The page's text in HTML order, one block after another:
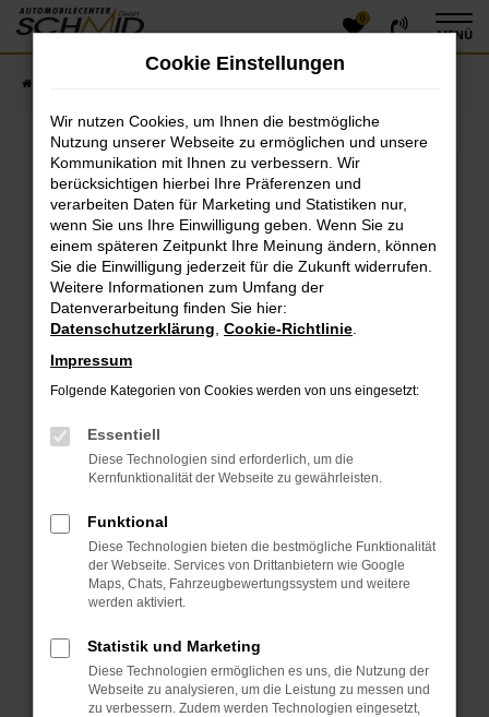
Zum
Hauptinhalt
0
MENÜ
Fehler: Network Error
Beim Laden ist ein Fehler aufgetreten.
Hier sind ein paar Tipps, die dir helfen können:
Überprüfe deine Firewall und deine
Internetverbindung.
Laden andere Webseiten, zum Beispiel deine
Suchmaschine?
Prüfe deine Browsererweiterungen.
das Laden bestimmter Seiten verhindern.
Funktioniert die Seite in einem anderen Browser
oder in einem privaten Fenster?
Das kann manchmal helfen, vorübergehende
Probleme zu beheben.
Stelle sicher, dass dein Browser und dein
Betriebssystem auf dem neuesten Stand sind.
Sicherheitsrisiko, sondern kann auch dazu führen,
dass bestimmte Funktionen nicht mehr
unterstützt werden.
Cookie Einstellungen
Wir nutzen Cookies, um Ihnen die bestmögliche
Nutzung unserer Webseite zu ermöglichen und unsere
Kommunikation mit Ihnen zu verbessern. Wir
berücksichtigen hierbei Ihre Präferenzen und
verarbeiten Daten für Marketing und Statistiken nur,
wenn Sie uns Ihre Einwilligung geben. Wenn Sie zu
einem späteren Zeitpunkt Ihre Meinung ändern, können
Sie die Einwilligung jederzeit für die Zukunft widerrufen.
Weitere Informationen zum Umfang der
Datenverarbeitung finden Sie hier:
Datenschutzerklärung Cookie-Richtlinie
Impressum
Folgende Kategorien von Cookies werden von uns eingesetzt:
Essentiell
Diese Technologien sind erforderlich, um die
Kernfunktionalität der Webseite zu gewährleisten.
Funktional
Diese Technologien bieten die bestmögliche Funktionalität
der Webseite. Services von Drittanbietern wie Google
Maps, Chats, Fahrzeugbewertungssystem und weitere
werden aktiviert.
Statistik und Marketing
Diese Technologien ermöglichen es uns, die Nutzung der
Webseite zu analysieren, um die Leistung zu messen und
zu verbessern. Zudem werden Technologien eingesetzt,